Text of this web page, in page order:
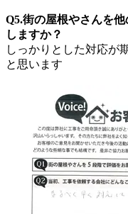
Q5.街の屋根やさんを
しますか？
しっかりとした対応が
と思います